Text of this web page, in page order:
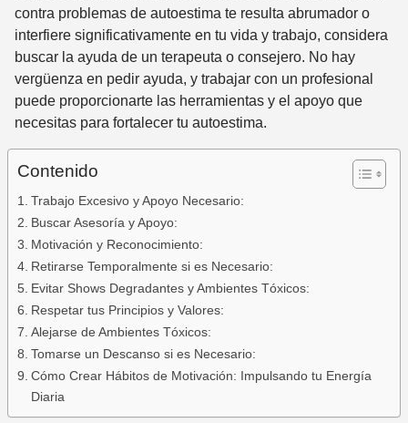
contra problemas de autoestima te resulta abrumador o
interfiere significativamente en tu vida y trabajo, considera
buscar la ayuda de un terapeuta o consejero. No hay
vergüenza en pedir ayuda, y trabajar con un profesional
puede proporcionarte las herramientas y el apoyo que
necesitas para fortalecer tu autoestima.
Contenido
Trabajo Excesivo y Apoyo Necesario:
Buscar Asesoría y Apoyo:
Motivación y Reconocimiento:
Retirarse Temporalmente si es Necesario:
Evitar Shows Degradantes y Ambientes Tóxicos:
Respetar tus Principios y Valores:
Alejarse de Ambientes Tóxicos:
Tomarse un Descanso si es Necesario:
Cómo Crear Hábitos de Motivación: Impulsando tu Energía
Diaria